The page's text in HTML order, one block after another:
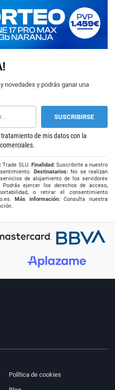
novedades y podrás ganar una
tratamiento de mis datos con la
Trade SLU. Finalidad:Suscribirte a nuestro
Destinatarios:No se realizan
de alojamiento de los servidores
Podrás ejercer los derechos de acceso,
o retirar el consentimiento
.Más información:Consulta nuestra
Política de cookies